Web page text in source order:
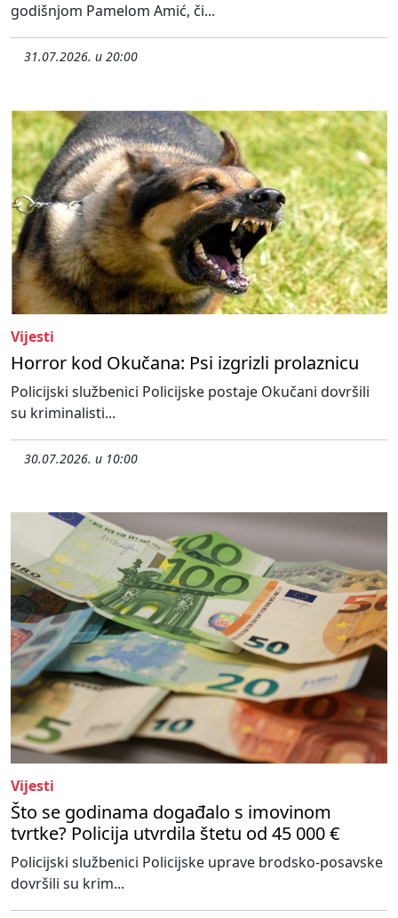
godišnjom Pamelom Amić, či...
31.07.2026. u 20:00
Vijesti
Horror kod Okučana: Psi izgrizli prolaznicu
Policijski službenici Policijske postaje Okučani dovršili
su kriminalisti...
30.07.2026. u 10:00
Vijesti
Što se godinama događalo s imovinom
tvrtke? Policija utvrdila štetu od 45 000 €
Policijski službenici Policijske uprave brodsko-posavske
dovršili su krim...